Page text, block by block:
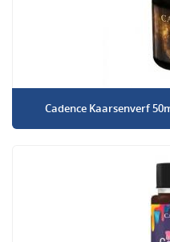
Cadence Kaarsenverf